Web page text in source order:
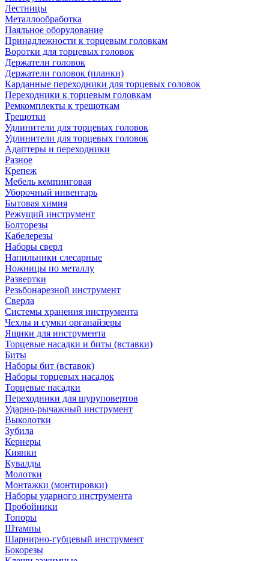
Лестницы
Металлообработка
Паяльное оборудование
Принадлежности к торцевым головкам
Воротки для торцевых головок
Держатели головок
Держатели головок (планки)
Карданные переходники для торцевых головок
Переходники к торцевым головкам
Ремкомплекты к трещоткам
Трещотки
Удлинители для торцевых головок
Удлинители для торцевых головок
Адаптеры и переходники
Разное
Крепеж
Мебель кемпинговая
Уборочный инвентарь
Бытовая химия
Режущий инструмент
Болторезы
Кабелерезы
Наборы сверл
Напильники слесарные
Ножницы по металлу
Развертки
Резьбонарезной инструмент
Сверла
Системы хранения инструмента
Чехлы и сумки органайзеры
Ящики для инструмента
Торцевые насадки и биты (вставки)
Биты
Наборы бит (вставок)
Наборы торцевых насадок
Торцевые насадки
Переходники для шуруповертов
Ударно-рычажный инструмент
Выколотки
Зубила
Кернеры
Киянки
Кувалды
Молотки
Монтажки (монтировки)
Наборы ударного инструмента
Пробойники
Топоры
Штампы
Шарнирно-губцевый инструмент
Бокорезы